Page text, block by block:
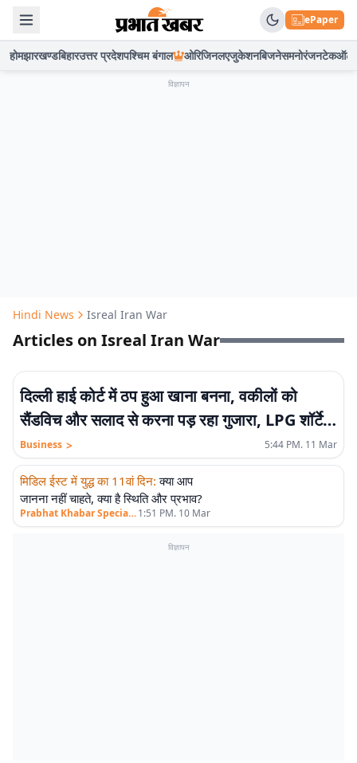
ePaper
होमझारखण्डबिहारउत्तर प्रदेशपश्चिम बंगाल ओरिजिनलएजुकेशनबिजनेसमनोरंजनटेकऑटो
विज्ञापन
Hindi News Isreal Iran War
Articles on Isreal Iran War
दिल्ली हाई कोर्ट में ठप हुआ खाना बनना, वकीलों को
सैंडविच और सलाद से करना पड़ रहा गुजारा, LPG शॉर्टेज
का असर
Business > 5:44 PM. 11 Mar
मिडिल ईस्ट में युद्ध का 11वां दिन: क्या आप
जानना नहीं चाहते, क्या है स्थिति और प्रभाव?
Prabhat Khabar Special>1:51 PM. 10 Mar
विज्ञापन